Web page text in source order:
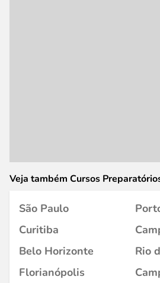
Veja também Cursos
São Paulo
Curitiba
Belo Horizonte
Rio
Florianópolis